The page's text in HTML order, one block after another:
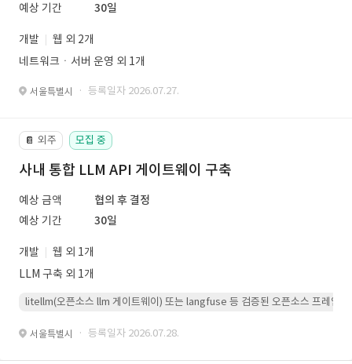
예상 기간
30일
개발
웹 외 2개
네트워크ㆍ서버 운영 외 1개
서울특별시 · 등록일자 2026.07.27.
📔 외주 모집 중
사내 통합 LLM API 게이트웨이 구축
예상 금액
협의 후 결정
예상 기간
30일
개발
웹 외 1개
LLM 구축 외 1개
litellm(오픈소스 llm 게이트웨이) 또는 langfuse 등 검증된 오픈소스 프레임워
서울특별시 · 등록일자 2026.07.28.